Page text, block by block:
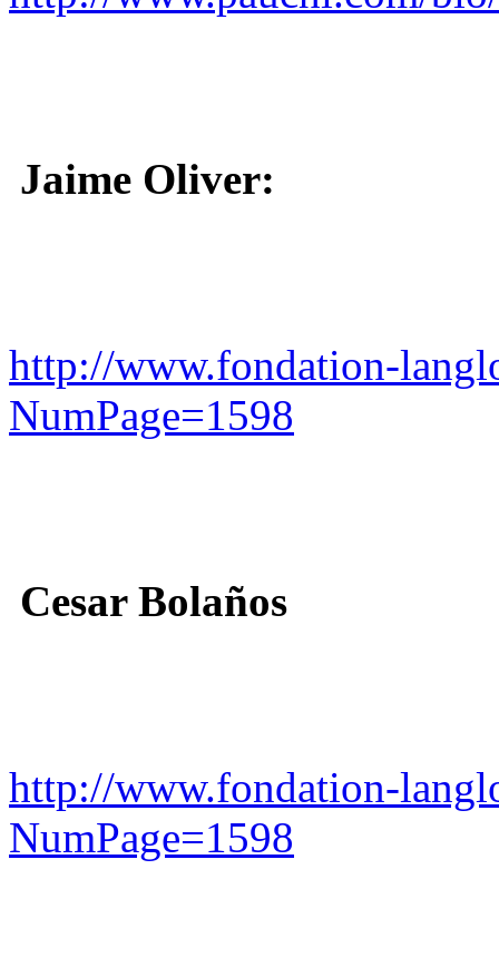
Jaime Oliver:
http://www.fondation-
NumPage=1598
Cesar Bolaños
http://www.fondation-
NumPage=1598